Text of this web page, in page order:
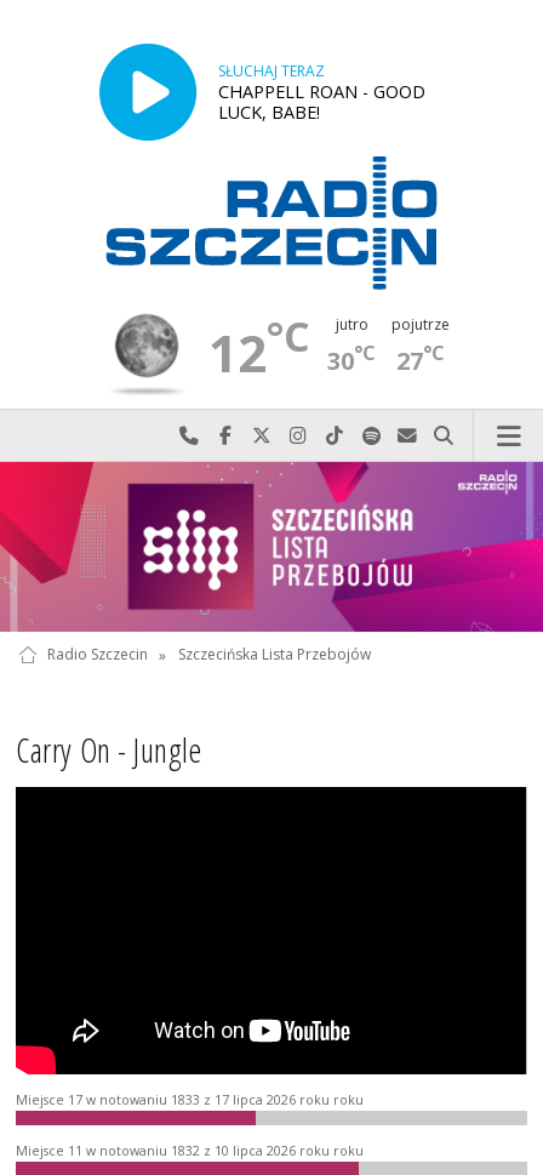
SŁUCHAJ TERAZ
CHAPPELL ROAN - GOOD
LUCK, BABE!
12°C jutro
30°C
pojutrze
27°C
Najlepiej po prostu do nas zadzwoń
Odwiedź nas na Facebook-u
Odwiedź nas na X
Odwiedź nas na Instagram-ie
Odwiedź nas na TikTok-u
Szukaj nas na Spotify
Wyślij do nas
Szukaj
Radio Szczecin » Szczecińska Lista Przebojów
Carry On - Jungle
Miejsce 17 w notowaniu 1833 z 17 lipca 2026 roku roku
Miejsce 11 w notowaniu 1832 z 10 lipca 2026 roku roku